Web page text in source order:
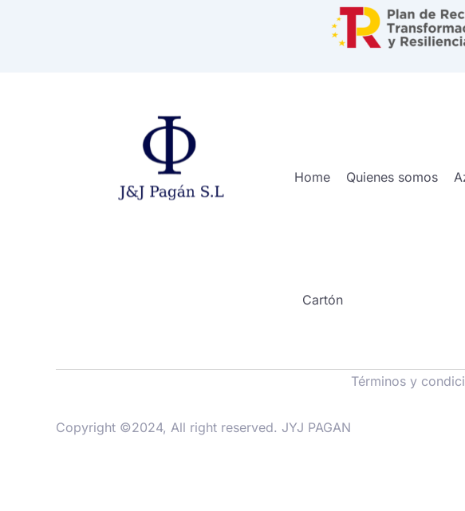
Home Quienes somos
Cartón
Copyright ©2024, All right reserved. JYJ PAGAN
Términos y